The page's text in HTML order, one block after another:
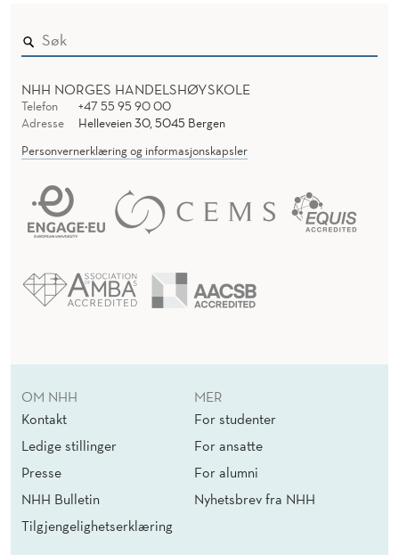
NHH NORGES HANDELSHØYSKOLE
Telefon
+47 55 95 90 00
Adresse
Helleveien 30, 5045 Bergen
Personvernerklæring og informasjonskapsler
OM NHH
Kontakt
Ledige stillinger
Presse
NHH Bulletin
Tilgjengelighetserklæring
MER
For studenter
For ansatte
For alumni
Nyhetsbrev fra NHH